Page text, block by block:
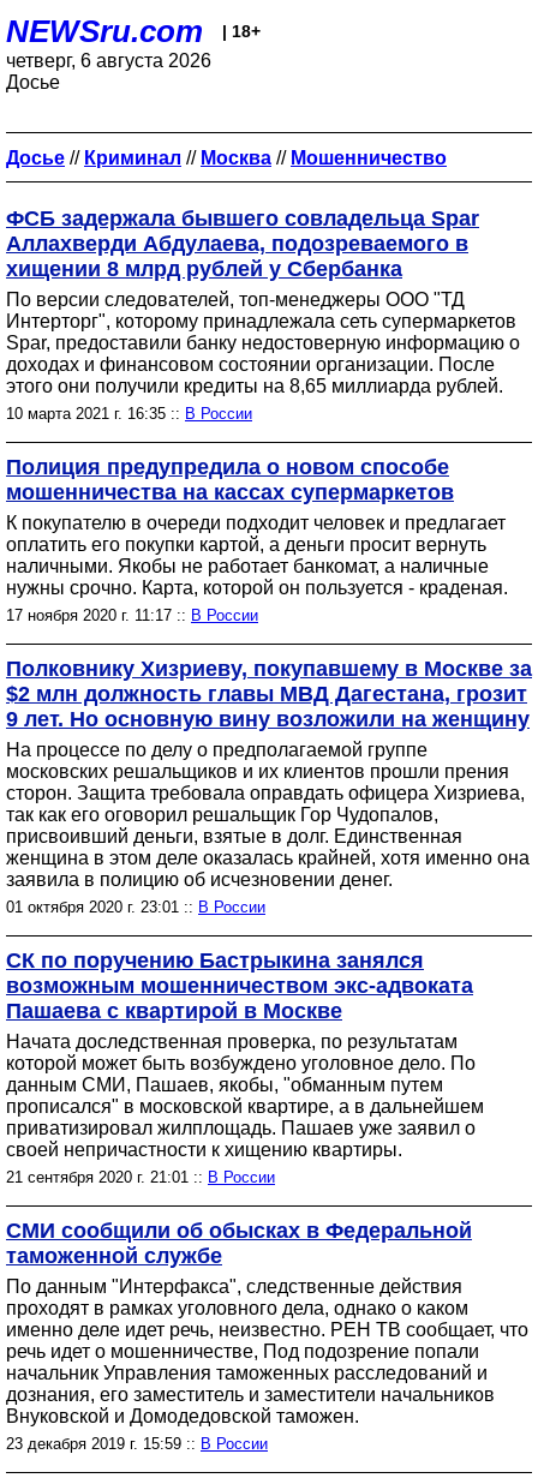
NEWSru.com | 18+
четверг, 6 августа 2026
Досье
Досье // Криминал // Москва // Мошенничество
ФСБ задержала бывшего совладельца Spar
Аллахверди Абдулаева, подозреваемого в
хищении 8 млрд рублей у Сбербанка
По версии следователей, топ-менеджеры ООО "ТД
Интерторг", которому принадлежала сеть супермаркетов
Spar, предоставили банку недостоверную информацию о
доходах и финансовом состоянии организации. После
этого они получили кредиты на 8,65 миллиарда рублей.
10 марта 2021 г. 16:35 :: В России
Полиция предупредила о новом способе
мошенничества на кассах супермаркетов
К покупателю в очереди подходит человек и предлагает
оплатить его покупки картой, а деньги просит вернуть
наличными. Якобы не работает банкомат, а наличные
нужны срочно. Карта, которой он пользуется - краденая.
17 ноября 2020 г. 11:17 :: В России
Полковнику Хизриеву, покупавшему в Москве за
$2 млн должность главы МВД Дагестана, грозит
9 лет. Но основную вину возложили на женщину
На процессе по делу о предполагаемой группе
московских решальщиков и их клиентов прошли прения
сторон. Защита требовала оправдать офицера Хизриева,
так как его оговорил решальщик Гор Чудопалов,
присвоивший деньги, взятые в долг. Единственная
женщина в этом деле оказалась крайней, хотя именно она
заявила в полицию об исчезновении денег.
01 октября 2020 г. 23:01 :: В России
СК по поручению Бастрыкина занялся
возможным мошенничеством экс-адвоката
Пашаева с квартирой в Москве
Начата доследственная проверка, по результатам
которой может быть возбуждено уголовное дело. По
данным СМИ, Пашаев, якобы, "обманным путем
прописался" в московской квартире, а в дальнейшем
приватизировал жилплощадь. Пашаев уже заявил о
своей непричастности к хищению квартиры.
21 сентября 2020 г. 21:01 :: В России
СМИ сообщили об обысках в Федеральной
таможенной службе
По данным "Интерфакса", следственные действия
проходят в рамках уголовного дела, однако о каком
именно деле идет речь, неизвестно. РЕН ТВ сообщает, что
речь идет о мошенничестве, Под подозрение попали
начальник Управления таможенных расследований и
дознания, его заместитель и заместители начальников
Внуковской и Домодедовской таможен.
23 декабря 2019 г. 15:59 :: В России